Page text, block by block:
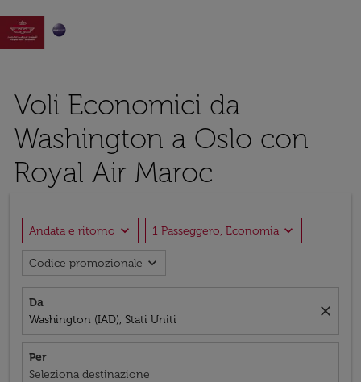

Voli Economici da
Washington a Oslo con
Royal Air Maroc
Andata e ritorno expand_more 1 Passeggero, Economia expand_more
Codice promozionale expand_more
Da
Washington (IAD), Stati Uniti
close
Per
Seleziona destinazione